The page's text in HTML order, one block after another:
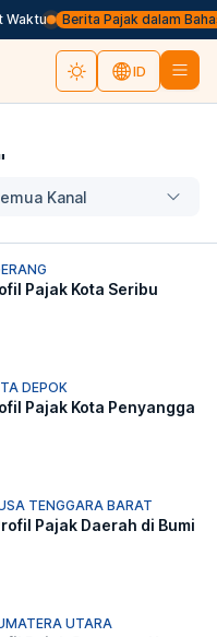
Berita Pajak dalam
ID
Kanal
Pajak Kota Seribu
DEPOK
Pajak Kota Penyangga
TENGGARA BARAT
Pajak Daerah di Bumi
UTARA